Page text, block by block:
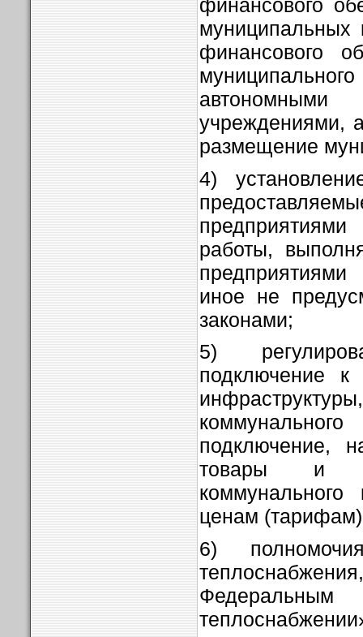
финансового
муниципальных
финансового
учреждениями,
размещение
4)
работы,
иное не
законами;
5)
подключение к
подключение,
товары и
ценам
6)